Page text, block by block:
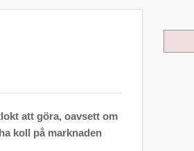
att göra, oavsett om
koll på marknaden